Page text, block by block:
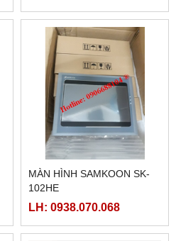
MÀN HÌNH SAMKOON SK-
102HE
LH: 0938.070.068